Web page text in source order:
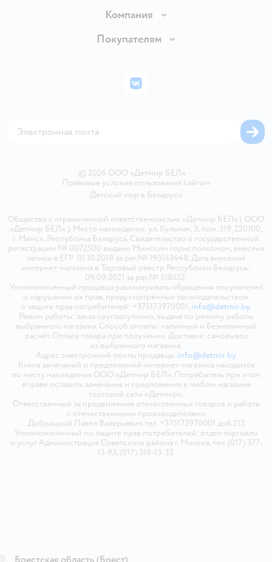
Доставка и оплата
Правила продажи
Политика использования файлов cookie
Компания
Вакансии
Покупателям
Бонусные карты
© 2026 ООО «Детмир БЕЛ» •
Правовые условия пользования сайтом
Детский мир в Беларуси
Общество с ограниченной ответственностью «Детмир БЕЛ» ( ООО
«Детмир БЕЛ» ). Место нахождения: ул. Кульман, 3, пом. 319, 220100,
г. Минск, Республика Беларусь. Свидетельство о государственной
регистрации № 0072500 выдано Минским горисполкомом, внесена
запись в ЕГР 01.10.2018 за рег.№ 193143448. Дата внесения
интернет-магазина в Торговый реестр Республики Беларусь:
09.09.2021 за рег.№ 518552.
Уполномоченный продавца рассматривать обращения покупателей
о нарушении их прав, предусмотренных законодательством
о защите прав потребителей: +375173970001, info@detmir.by.
Режим работы: заказ круглосуточно, выдача по режиму работы
выбранного магазина. Способ оплаты: наличный и безналичный
расчёт. Оплата товара при получении. Доставка: самовывоз
из выбранного магазина.
Адрес электронной почты продавца: info@detmir.by
Книга замечаний и предложений интернет-магазина находится
по месту нахождения ООО «Детмир БЕЛ». Потребитель при этом
вправе оставить замечания и предложения в любом магазине
торговой сети «Детмир».
Ответственный за продвижение отечественных товаров и работе
с отечественными производителями
Добрицкий Павел Валерьевич тел. +375173970001 доб.213
Уполномоченный по защите прав потребителей: отдел торговли
и услуг Администрация Советского района г. Минска, тел. (017) 377-
13-93, (017) 318-13-33.
ВКонтакте
Брестская область (Брест)